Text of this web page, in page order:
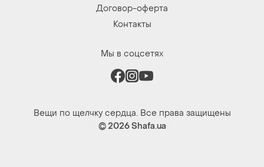
Договор-оферта
Контакты
Мы в соцсетях
Вещи по щелчку сердца. Все права защищены
© 2026Shafa.ua